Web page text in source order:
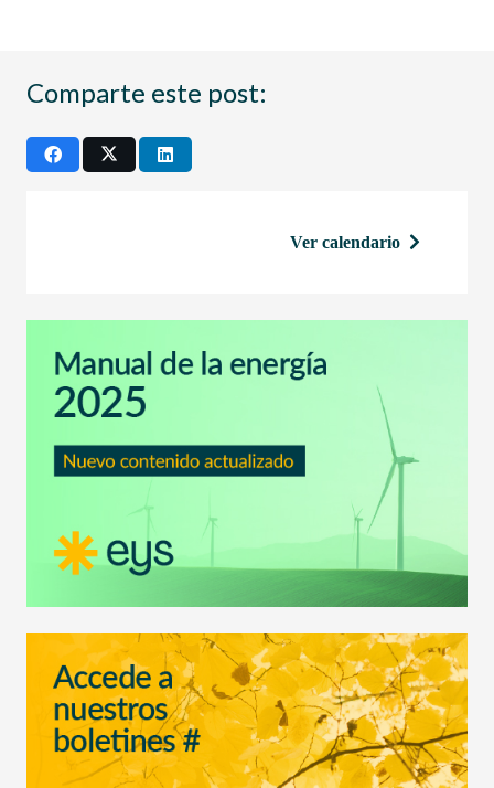
Comparte este post:
Ver calendario